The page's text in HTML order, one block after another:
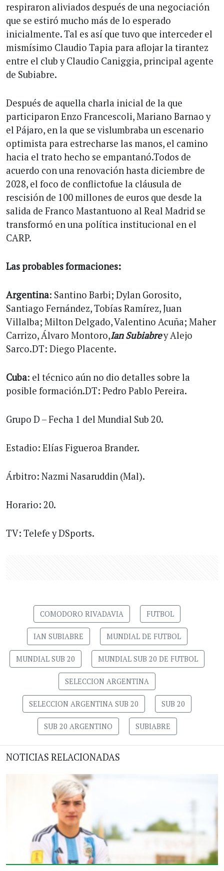
respiraron aliviados después de una negociación
que se estiró mucho más de lo esperado
inicialmente. Tal es así que tuvo que interceder el
mismísimo Claudio Tapia para aflojar la tirantez
entre el club y Claudio Caniggia, principal agente
de Subiabre.
Después de aquella charla inicial de la que
participaron Enzo Francescoli, Mariano Barnao y
el Pájaro, en la que se vislumbraba un escenario
optimista para estrecharse las manos, el camino
hacia el trato hecho se empantanó.Todos de
acuerdo con una renovación hasta diciembre de
2028, el foco de conflictofue la cláusula de
rescisión de 100 millones de euros que desde la
salida de Franco Mastantuono al Real Madrid se
transformó en una política institucional en el
CARP.
Las probables formaciones:
Argentina: Santino Barbi; Dylan Gorosito,
Santiago Fernández, Tobías Ramírez, Juan
Villalba; Milton Delgado, Valentino Acuña; Maher
Carrizo, Álvaro Montoro,Ian Subiabrey Alejo
Sarco.DT: Diego Placente.
Cuba: el técnico aún no dio detalles sobre la
posible formación.DT: Pedro Pablo Pereira.
Grupo D – Fecha 1 del Mundial Sub 20.
Estadio: Elías Figueroa Brander.
Árbitro: Nazmi Nasaruddin (Mal).
Horario: 20.
TV: Telefe y DSports.
COMODORO RIVADAVIA FUTBOL
IAN SUBIABRE MUNDIAL DE FUTBOL
MUNDIAL SUB 20 MUNDIAL SUB 20 DE FUTBOL
SELECCION ARGENTINA
SELECCION ARGENTINA SUB 20 SUB 20
SUB 20 ARGENTINO SUBIABRE
NOTICIAS RELACIONADAS